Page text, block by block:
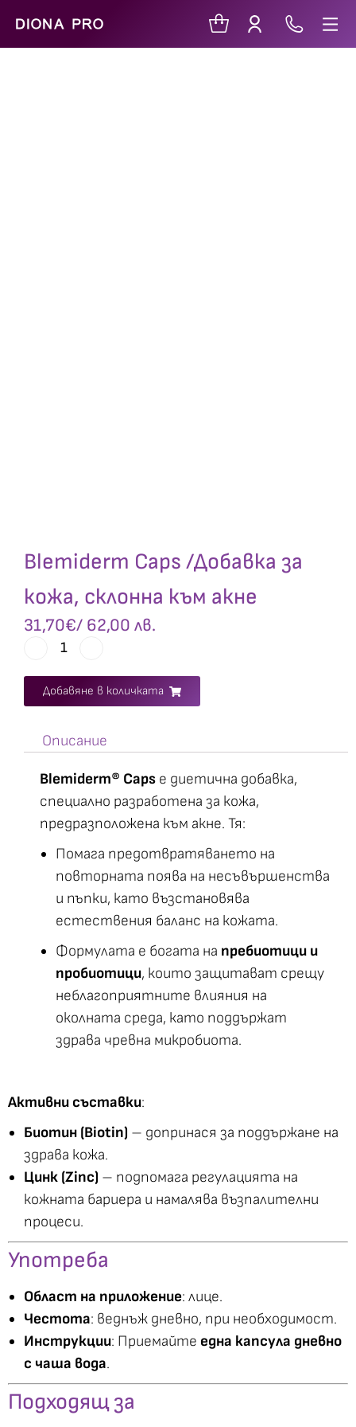
Blemiderm Caps /Добавка за
кожа, склонна към акне
31,70€/ 62,00 лв.
Добавяне в количката
Описание
Blemiderm® Caps е диетична добавка,
специално разработена за кожа,
предразположена към акне. Тя:
Помага предотвратяването на
повторната поява на несъвършенства
и пъпки, като възстановява
естествения баланс на кожата.
Формулата е богата на пребиотици и
пробиотици, които защитават срещу
неблагоприятните влияния на
околната среда, като поддържат
здрава чревна микробиота.
Активни съставки:
Биотин (Biotin) – допринася за поддържане на
здрава кожа.
Цинк (Zinc) – подпомага регулацията на
кожната бариера и намалява възпалителни
процеси.
Употреба
Област на приложение: лице.
Честота: веднъж дневно, при необходимост.
Инструкции: Приемайте една капсула дневно
с чаша вода.
Подходящ за